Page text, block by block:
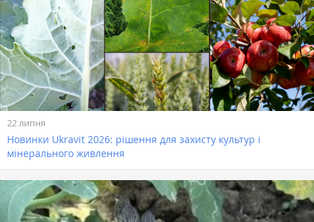
22 липня
Новинки Ukravit 2026: рішення для захисту культур і
мінерального живлення